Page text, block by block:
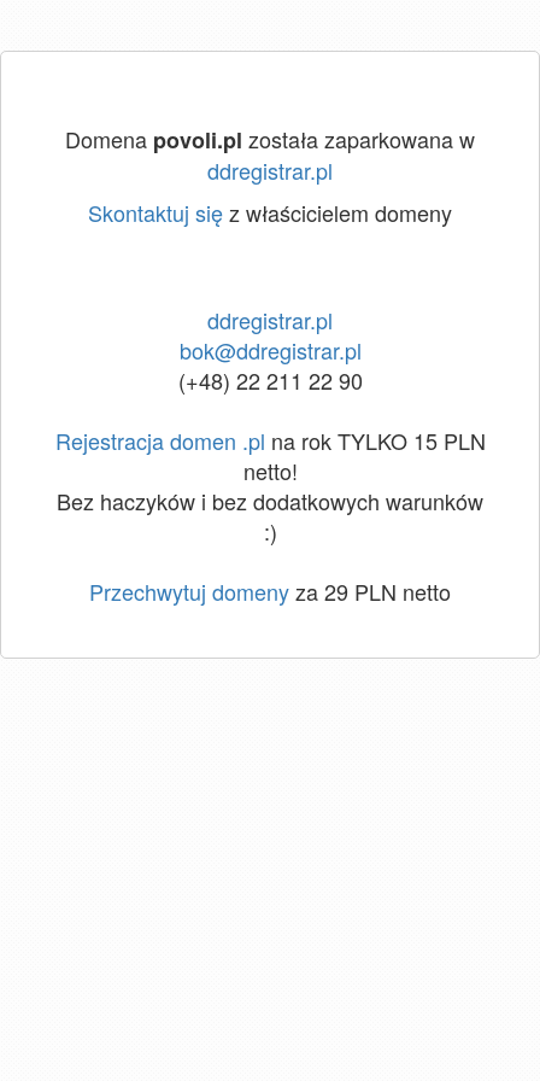
Domena povoli.pl została zaparkowana w
ddregistrar.pl
Skontaktuj sięz właścicielem domeny
ddregistrar.pl
bok@ddregistrar.pl
(+48) 22 211 22 90
Rejestracja domen .pl na rok TYLKO 15 PLN
netto!
Bez haczyków i bez dodatkowych warunków
:)
Przechwytuj domenyza 29 PLN netto